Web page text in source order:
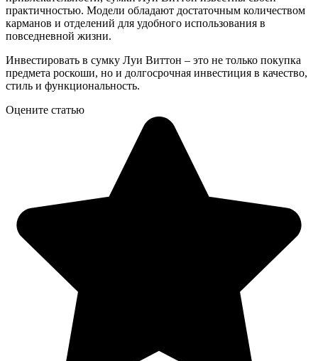
практичностью. Модели обладают достаточным количеством
карманов и отделений для удобного использования в
повседневной жизни.
Инвестировать в сумку Луи Виттон – это не только покупка
предмета роскоши, но и долгосрочная инвестиция в качество,
стиль и функциональность.
Оцените статью